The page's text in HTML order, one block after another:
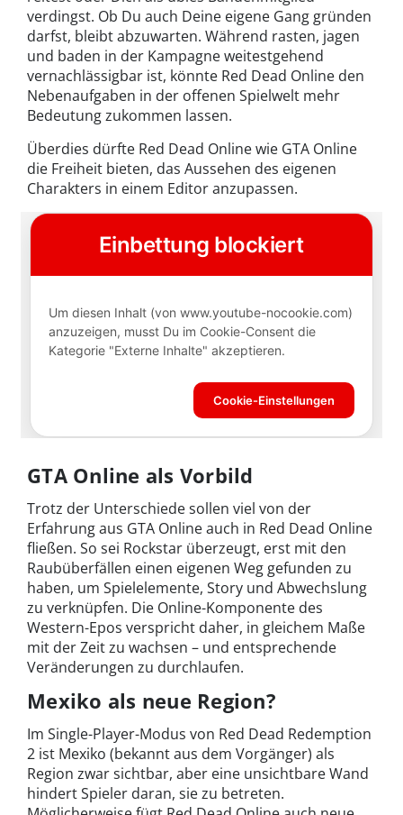
verdingst. Ob Du auch Deine eigene Gang gründen
darfst, bleibt abzuwarten. Während rasten, jagen
und baden in der Kampagne weitestgehend
vernachlässigbar ist, könnte Red Dead Online den
Nebenaufgaben in der offenen Spielwelt mehr
Bedeutung zukommen lassen.
Überdies dürfte Red Dead Online wie GTA Online
die Freiheit bieten, das Aussehen des eigenen
Charakters in einem Editor anzupassen.
GTA Online als Vorbild
Trotz der Unterschiede sollen viel von der
Erfahrung aus GTA Online auch in Red Dead Online
fließen. So sei Rockstar überzeugt, erst mit den
Raubüberfällen einen eigenen Weg gefunden zu
haben, um Spielelemente, Story und Abwechslung
zu verknüpfen. Die Online-Komponente des
Western-Epos verspricht daher, in gleichem Maße
mit der Zeit zu wachsen – und entsprechende
Veränderungen zu durchlaufen.
Mexiko als neue Region?
Im Single-Player-Modus von Red Dead Redemption
2 ist Mexiko (bekannt aus dem Vorgänger) als
Region zwar sichtbar, aber eine unsichtbare Wand
hindert Spieler daran, sie zu betreten.